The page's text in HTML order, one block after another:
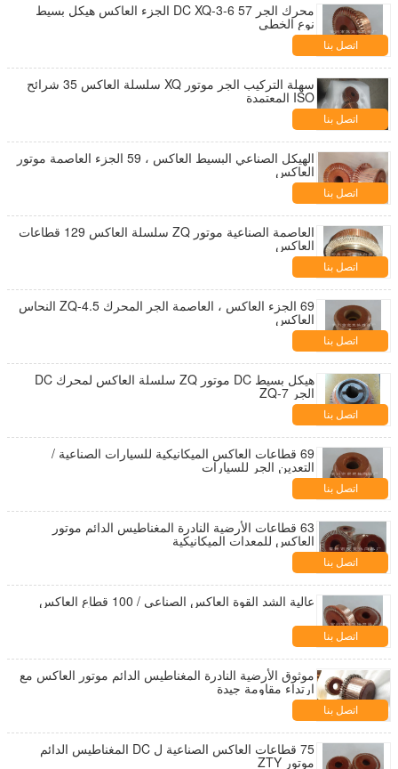
محرك الجر DC XQ-3-6 57 الجزء العاكس هيكل بسيط
نوع الخطي
اتصل بنا
سهلة التركيب الجر موتور XQ سلسلة العاكس 35 شرائح
ISO المعتمدة
اتصل بنا
الهيكل الصناعي البسيط العاكس ، 59 الجزء العاصمة موتور
العاكس
اتصل بنا
العاصمة الصناعية موتور ZQ سلسلة العاكس 129 قطاعات
العاكس
اتصل بنا
69 الجزء العاكس ، العاصمة الجر المحرك ZQ-4.5 النحاس
العاكس
اتصل بنا
هيكل بسيط DC موتور ZQ سلسلة العاكس لمحرك DC
الجر ZQ-7
اتصل بنا
69 قطاعات العاكس الميكانيكية للسيارات الصناعية /
التعدين الجر للسيارات
اتصل بنا
63 قطاعات الأرضية النادرة المغناطيس الدائم موتور
العاكس للمعدات الميكانيكية
اتصل بنا
عالية الشد القوة العاكس الصناعي / 100 قطاع العاكس
اتصل بنا
موثوق الأرضية النادرة المغناطيس الدائم موتور العاكس مع
ارتداء مقاومة جيدة
اتصل بنا
75 قطاعات العاكس الصناعية ل DC المغناطيس الدائم
موتور ZTY